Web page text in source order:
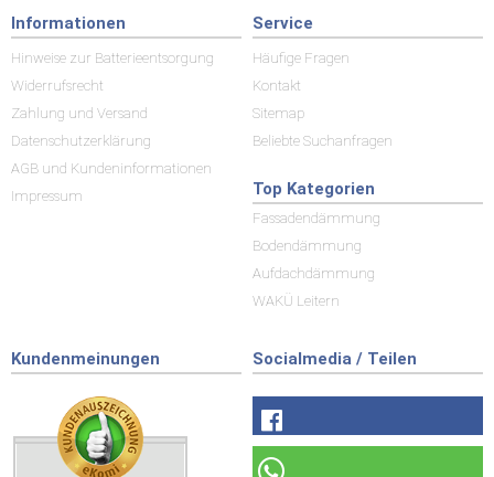
Informationen
Hinweise zur Batterieentsorgung
Widerrufsrecht
Zahlung und Versand
Datenschutzerklärung
AGB und Kundeninformationen
Impressum
Service
Häufige Fragen
Kontakt
Sitemap
Beliebte Suchanfragen
Top Kategorien
Fassadendämmung
Bodendämmung
Aufdachdämmung
WAKÜ Leitern
Kundenmeinungen Socialmedia / Teilen